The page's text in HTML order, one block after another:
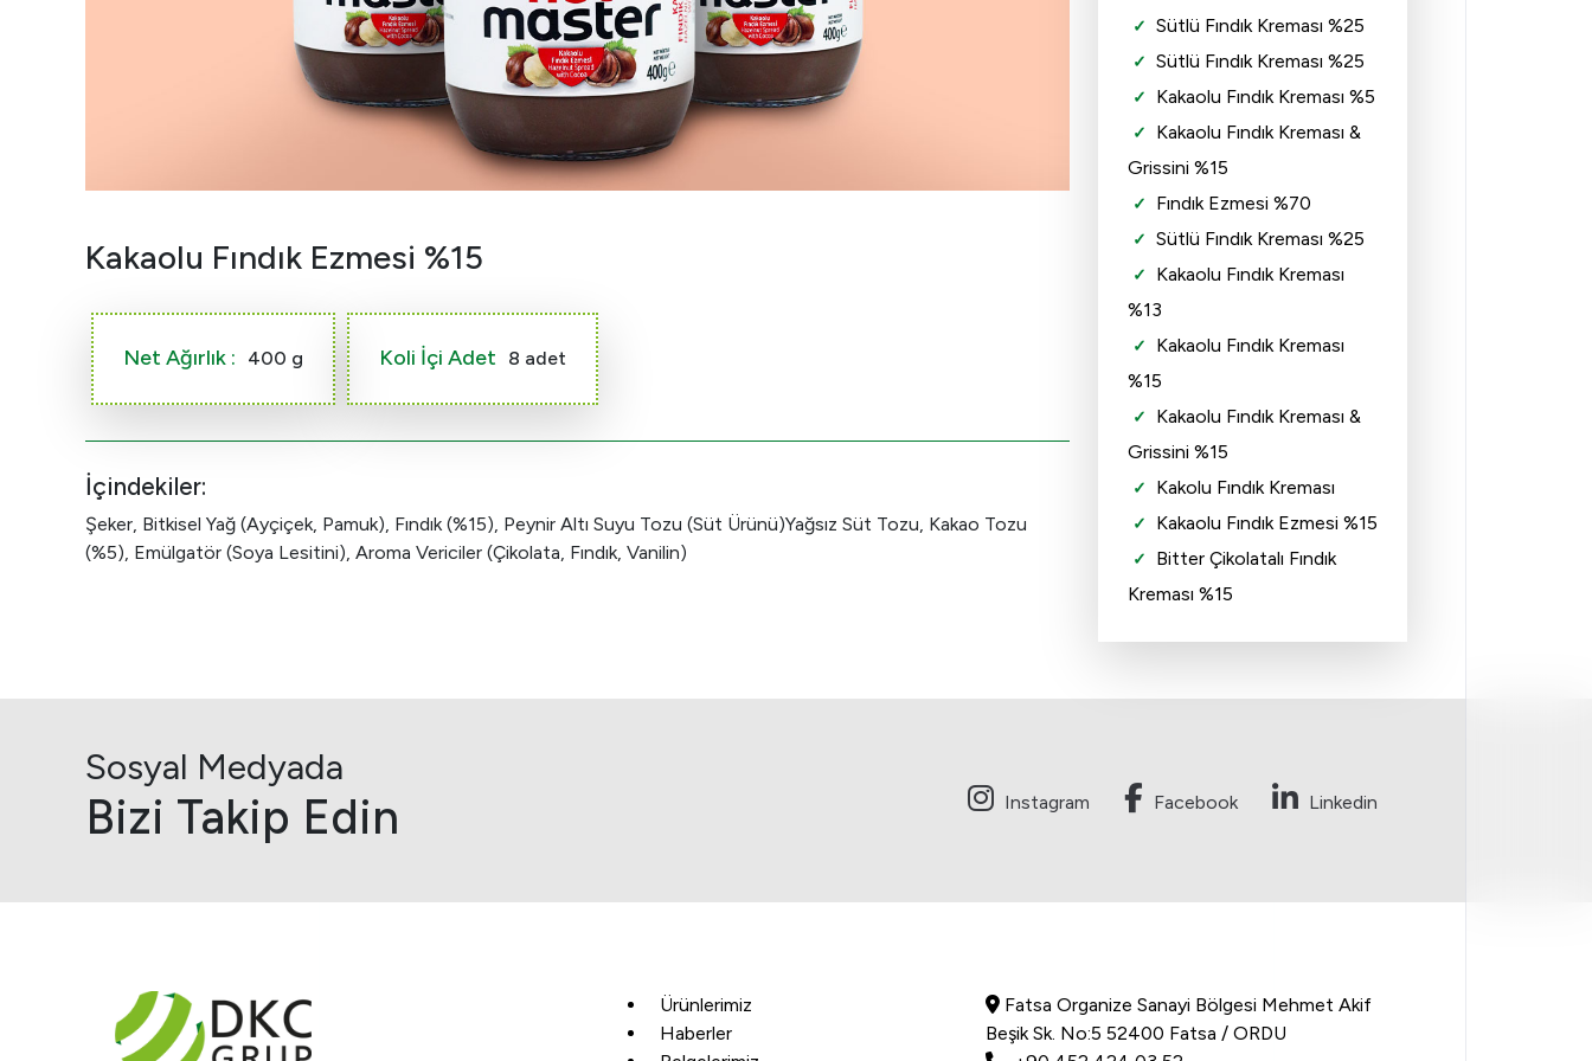
Kakaolu Fındık Ezmesi %15
Net Ağırlık : 400 g Koli İçi Adet 8 adet
İçindekiler:
Şeker, Bitkisel Yağ (Ayçiçek, Pamuk), Fındık (%15), Peynir Altı Suyu Tozu (Süt Ürünü)Yağsız Süt Tozu, Kakao Tozu
(%5), Emülgatör (Soya Lesitini), Aroma Vericiler (Çikolata, Fındık, Vanilin)
Sütlü Fındık Kreması %25
Sütlü Fındık Kreması %25
Kakaolu Fındık Kreması %5
Kakaolu Fındık Kreması &
Grissini %15
Fındık Ezmesi %70
Sütlü Fındık Kreması %25
Kakaolu Fındık Kreması
%13
Kakaolu Fındık Kreması
%15
Kakaolu Fındık Kreması &
Grissini %15
Kakolu Fındık Kreması
Kakaolu Fındık Ezmesi %15
Bitter Çikolatalı Fındık
Kreması %15
Sosyal Medyada
Bizi Takip Edin Instagram Facebook Linkedin
Ürünlerimiz
Haberler
Fatsa Organize Sanayi Bölgesi Mehmet Akif
Beşik Sk. No:5 52400 Fatsa / ORDU